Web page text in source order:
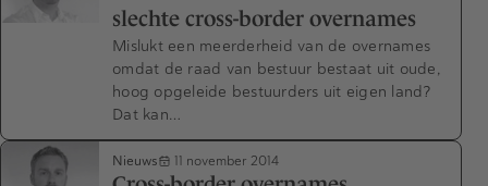
slechte cross-border overnames
Mislukt een meerderheid van de overnames
omdat de raad van bestuur bestaat uit oude,
hoog opgeleide bestuurders uit eigen land?
Dat kan…
Nieuws 11 november 2014